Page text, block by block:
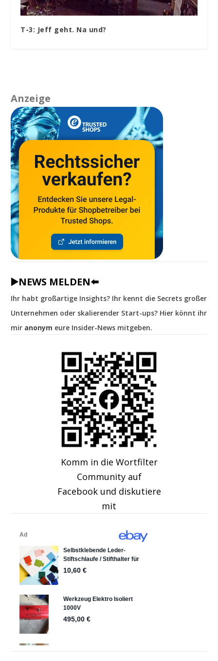
T-3: Jeff geht. Na und?
Anzeige
▶️NEWS MELDEN⬅️
Ihr habt großartige Insights? Ihr kennt die Secrets großer
Unternehmen oder skalierender Start-ups? Hier könnt ihr
mir anonym eure Insider-News mitgeben.
Komm in die Wortfilter
Community auf
Facebook und diskutiere
mit